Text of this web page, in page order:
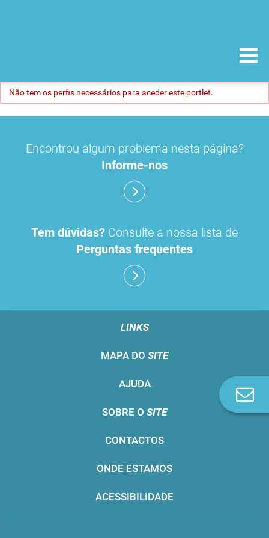
Não tem os perfis necessários para aceder este portlet.
Encontrou algum problema nesta página?
Informe-nos
Tem dúvidas? Consulte a nossa lista de
Perguntas frequentes
LINKS
MAPA DO SITE
AJUDA
SOBRE O SITE
CONTACTOS
ONDE ESTAMOS
ACESSIBILIDADE